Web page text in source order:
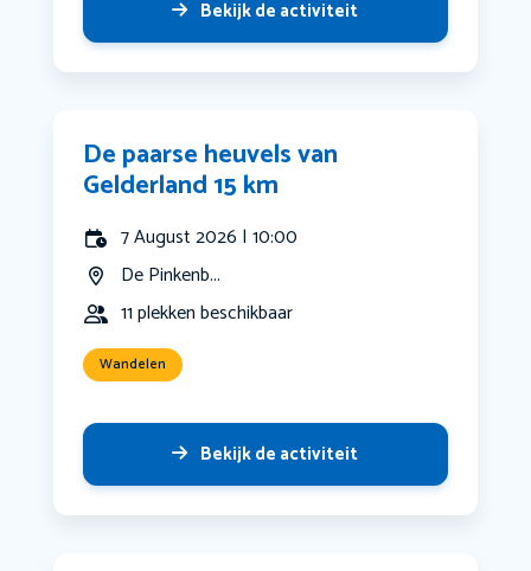
Bekijk de activiteit
De paarse heuvels van
Gelderland 15 km
7 August 2026 | 10:00
De Pinkenb...
11 plekken beschikbaar
Wandelen
Bekijk de activiteit